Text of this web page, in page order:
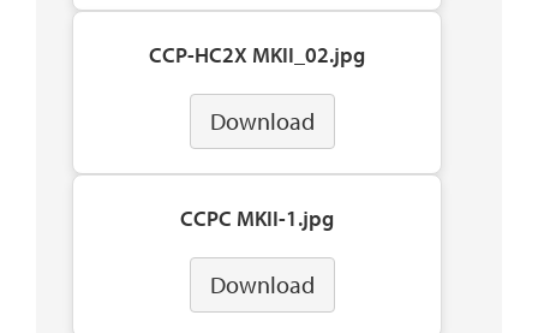
CCP-HC2X MKII_02.jpg
Download
CCPC MKII-1.jpg
Download